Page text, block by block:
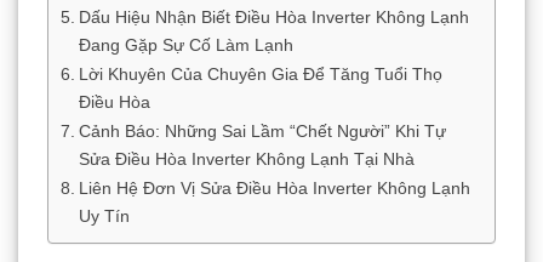
Dấu Hiệu Nhận Biết Điều Hòa Inverter Không Lạnh
Đang Gặp Sự Cố Làm Lạnh
Lời Khuyên Của Chuyên Gia Để Tăng Tuổi Thọ
Điều Hòa
Cảnh Báo: Những Sai Lầm “Chết Người” Khi Tự
Sửa Điều Hòa Inverter Không Lạnh Tại Nhà
Liên Hệ Đơn Vị Sửa Điều Hòa Inverter Không Lạnh
Uy Tín